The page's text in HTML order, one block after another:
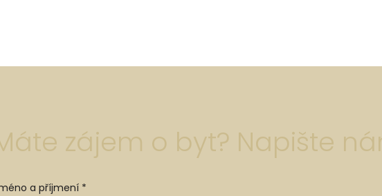
zájem o byt? Napište
a příjmení *